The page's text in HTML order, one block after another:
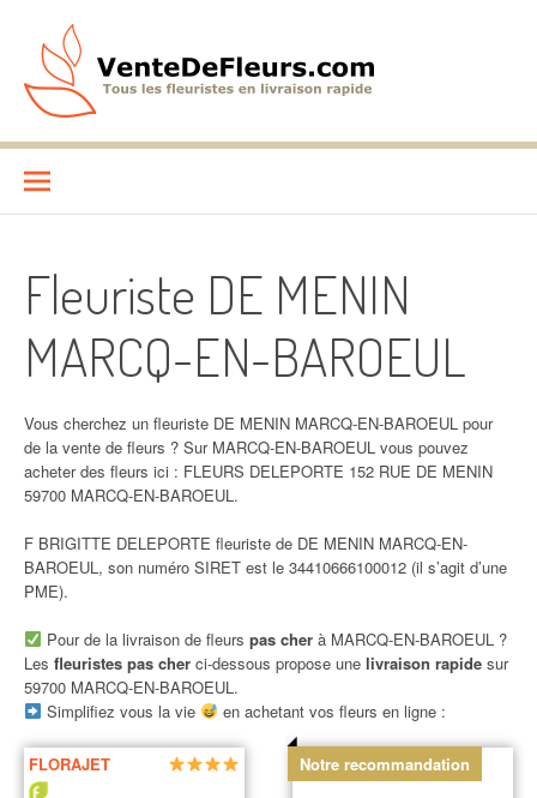
contenu
VenteDeFleurs.com
Fleuriste DE MENIN
MARCQ-EN-BAROEUL
Vous cherchez un fleuriste DE MENIN MARCQ-EN-BAROEUL pour
de la vente de fleurs ? Sur MARCQ-EN-BAROEUL vous pouvez
acheter des fleurs ici : FLEURS DELEPORTE 152 RUE DE MENIN
59700 MARCQ-EN-BAROEUL.
F BRIGITTE DELEPORTE fleuriste de DE MENIN MARCQ-EN-
BAROEUL, son numéro SIRET est le 34410666100012 (il s’agit d’une
PME).
Pour de la livraison de fleurs pas cherà MARCQ-EN-BAROEUL ?
Les fleuristes pas cher ci-dessous propose une livraison rapide sur
59700 MARCQ-EN-BAROEUL.
Simplifiez vous la vie
en achetant vos fleurs en ligne :
FLORAJET Notre recommandation